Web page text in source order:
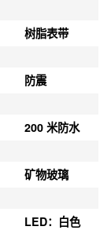
树脂表带
防震
200 米防水
矿物玻璃
LED：白色